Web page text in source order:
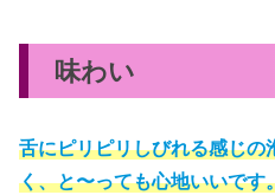
味わい
舌にピリピリしびれる感じ
く、と〜っても心地いいです